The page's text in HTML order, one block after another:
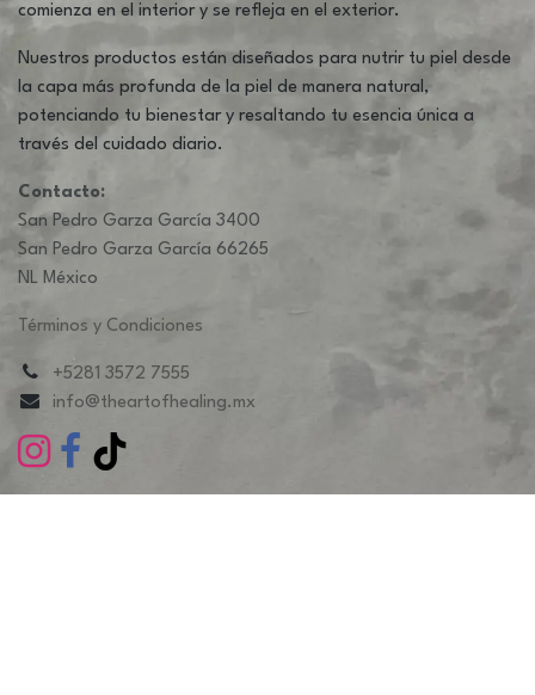
comienza en el interior y se refleja en el exterior.
Nuestros productos están diseñados para nutrir tu piel desde
la capa más profunda de la piel de manera natural,
potenciando tu bienestar y resaltando tu esencia única a
través del cuidado diario.
Contacto:
San Pedro Garza García 3400
San Pedro Garza García 66265
NL México
Términos y Condiciones
+5281 3572 7555
info@theartofhealing.mx